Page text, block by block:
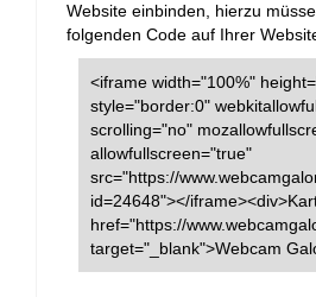
Website einbinden, hierzu
folgenden Code auf Ihrer
<iframe width="100%"
style="border:0"
scrolling="no"
allowfullscreen="true"
src="https://
id=24648"></
href="https://
target="_blank">Webcam